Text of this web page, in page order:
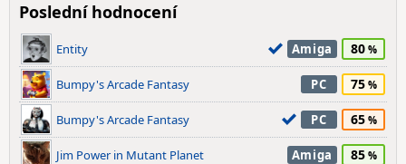
Poslední hodnocení
Entity Amiga 80
Bumpy's Arcade Fantasy PC 75
Bumpy's Arcade Fantasy PC 65
Jim Power in Mutant Planet Amiga 85